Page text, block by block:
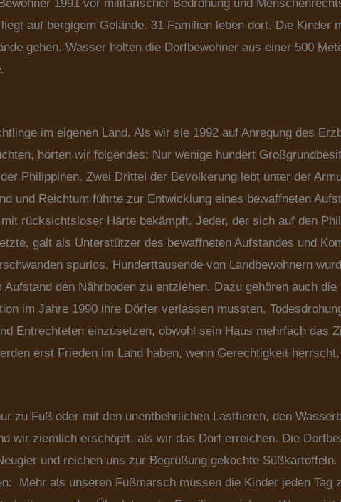
1991 vor militärischer Bedrohung und
auf bergigem Gelände. 31 Familien leben dort. Die Kinder
gehen. Wasser holten die Dorfbewohner aus einer 500
im eigenen Land. Als wir sie 1992 auf Anregung des
hörten wir folgendes: Nur wenige hundert
Philippinen. Zwei Drittel der Bevölkerung lebt unter der
und Reichtum führte zur Entwicklung eines bewaffneten
rücksichtsloser Härte bekämpft. Jeder, der sich auf den
galt als Unterstützer des bewaffneten Aufstandes und
spurlos. Hunderttausende von Landbewohnern
den Nährboden zu entziehen. Dazu gehören auch
im Jahre 1990 ihre Dörfer verlassen mussten.
Entrechteten einzusetzen, obwohl sein Haus mehrfach das
erst Frieden im Land haben, wenn Gerechtigkeit
zu Fuß oder mit den unentbehrlichen Lasttieren, den
wir ziemlich erschöpft, als wir das Dorf erreichen. Die
und reichen uns zur Begrüßung gekochte Süßkartoffeln.
Mehr als unseren Fußmarsch müssen die Kinder jeden Tag